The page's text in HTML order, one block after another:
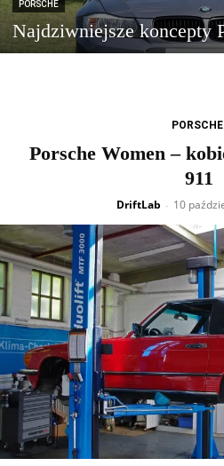
PORSCHE
Najdziwniejsze koncepty
PORSCHE
Porsche Women –
911
DriftLab - 10